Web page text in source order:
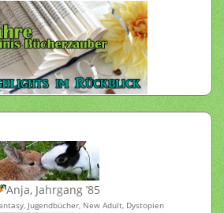
Anja, Jahrgang ’85
Jugendbücher, New Adult, Dystopien